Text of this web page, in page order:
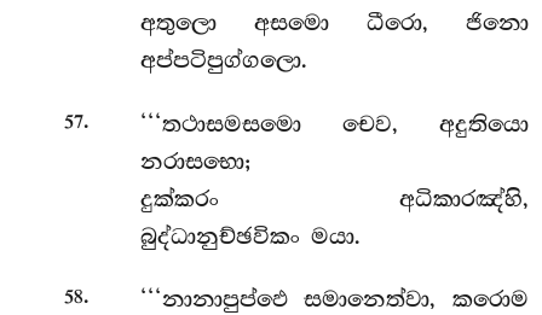
අතුලො අසමො ධීරො, ජිනො
අප්පටිපුග්ගලො.
57.
‘‘‘තථාසමසමො චෙව, අදුතියො
නරාසභො;
දුක්කරං අධිකාරඤ්හි,
බුද්ධානුච්ඡවිකං මයා.
58. ‘‘‘නානාපුප්ඵෙසමානෙත්වා, කරොම